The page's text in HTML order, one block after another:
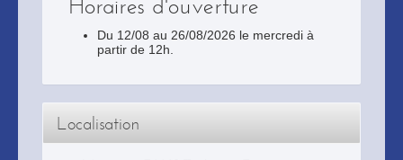
Horaires d'ouverture
Du 12/08 au 26/08/2026 le mercredi à
partir de 12h.
Localisation